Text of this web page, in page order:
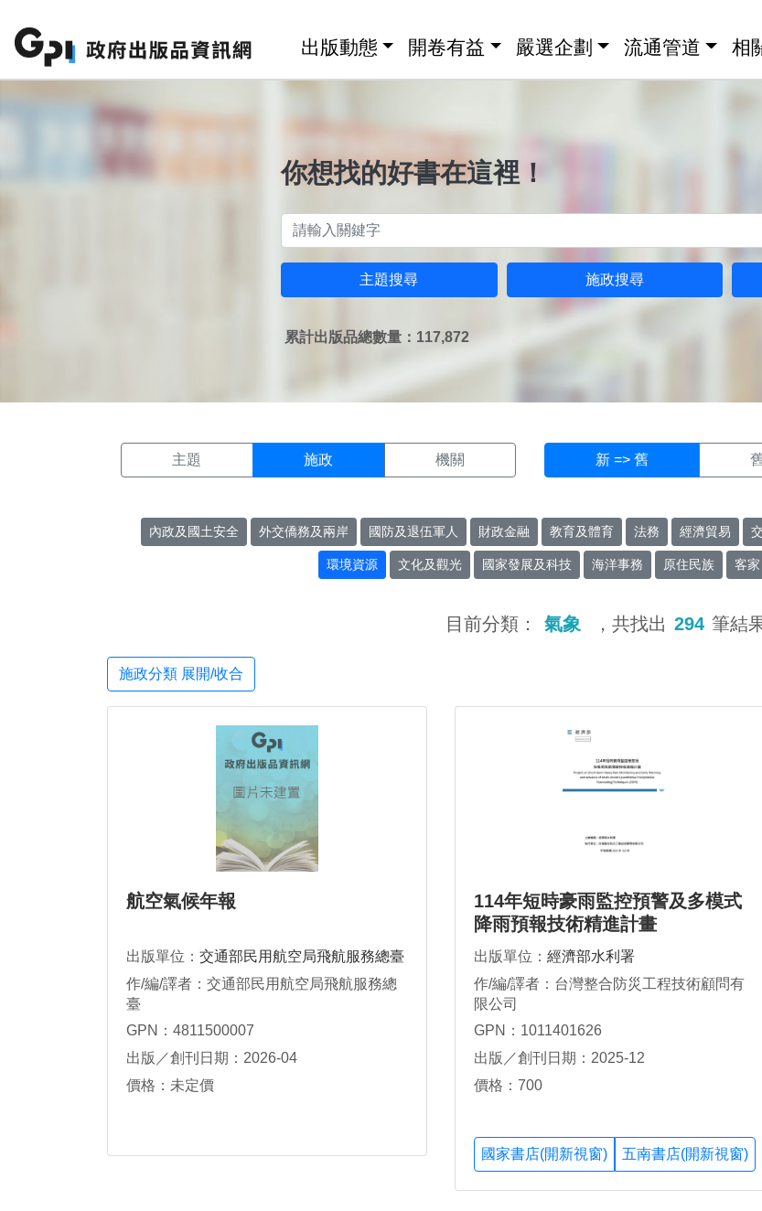
出版動態 開卷有益 嚴選企劃 流通管道 相
你想找的好書在這裡！
主題搜尋 施政搜尋
累計出版品總數量：117,872
主題 施政 機關 新 => 舊
內政及國土安全 外交僑務及兩岸 國防及退伍軍人 財政金融 教育及體育 法務 經濟貿易
環境資源 文化及觀光 國家發展及科技 海洋事務 原住民族 客家
目前分類： 氣象 ，共找出 294 筆結
施政分類 展開/收合
航空氣候年報
出版單位： 交通部民用航空局飛航服務總臺
作/編/譯者：交通部民用航空局飛航服務總
臺
GPN：4811500007
出版／創刊日期：2026-04
價格：未定價
114年短時豪雨監控預警及多模式
降雨預報技術精進計畫
出版單位： 經濟部水利署
作/編/譯者：台灣整合防災工程技術顧問有
限公司
GPN：1011401626
出版／創刊日期：2025-12
價格：700
國家書店(開新視窗) 五南書店(開新視窗)